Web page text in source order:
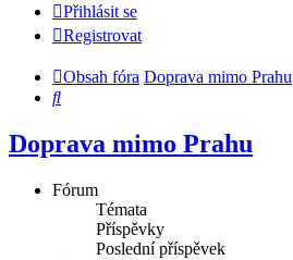
Přihlásit se
Registrovat
Obsah fóra Doprava mimo Prahu
Hledat
Doprava mimo Prahu
Fórum
Témata
Příspěvky
Poslední příspěvek